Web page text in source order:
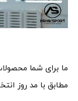
ما برای شما
مطابق با مد روز